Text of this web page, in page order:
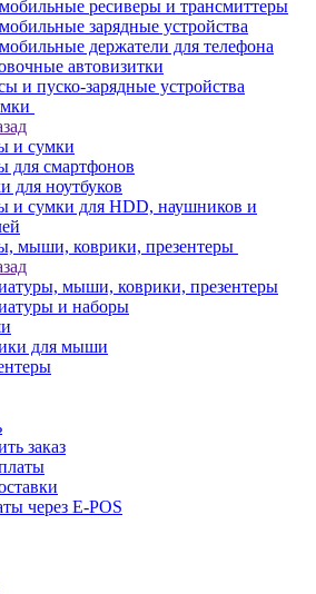
ресиверы и трансмиттеры
зарядные устройства
держатели для телефона
автовизитки
и пуско-зарядные устройства
и сумки
для смартфонов
для ноутбуков
и сумки для HDD, наушников и
мыши, коврики, презентеры
мыши, коврики, презентеры
и наборы
для мыши
заказ
через E-POS